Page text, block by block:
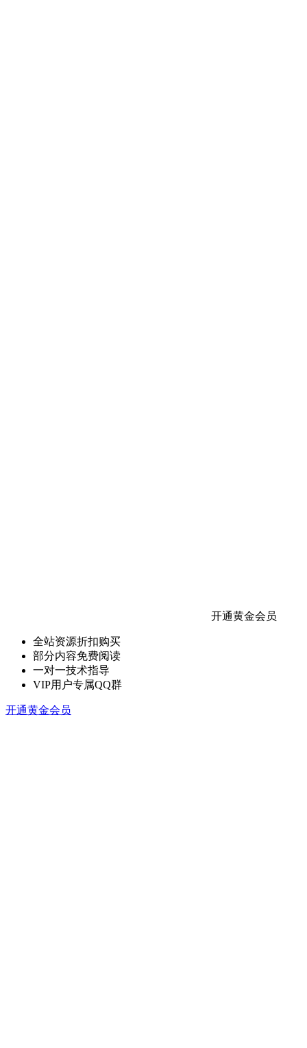
开通黄金会员
全站资源折扣购买
部分内容免费阅读
一对一技术指导
VIP用户专属QQ群
开通黄金会员